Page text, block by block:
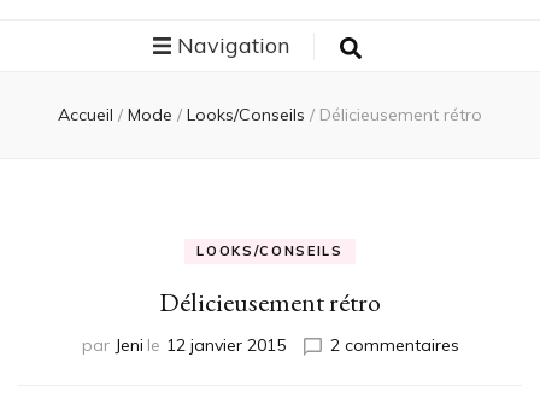
Navigation
Accueil / Mode / Looks/Conseils / Délicieusement rétro
LOOKS/CONSEILS
Délicieusement rétro
par Jeni le 12 janvier 2015 2 commentairessur